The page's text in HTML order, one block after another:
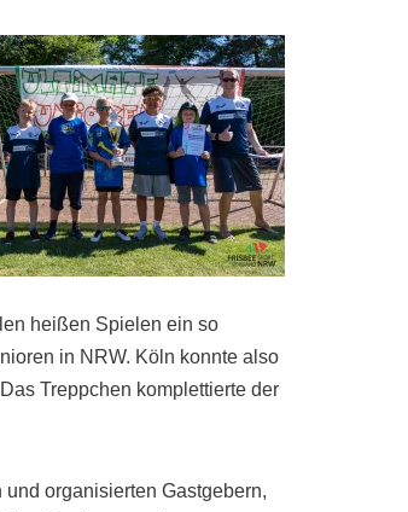
heißen Spielen ein so
in NRW. Köln konnte also
Treppchen komplettierte der
organisierten Gastgebern,